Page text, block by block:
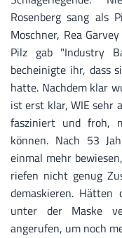
Rosenberg sang als
Moschner, Rea
Pilz gab "Industry
becheinigte ihr, dass
hatte. Nachdem klar
ist erst klar, WIE sehr
fasziniert und froh,
können. Nach 53
einmal mehr
riefen nicht genug
demaskieren.
unter der Maske
angerufen, um noch